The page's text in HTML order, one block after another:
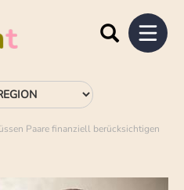
Paare finanziell berücksichtigen